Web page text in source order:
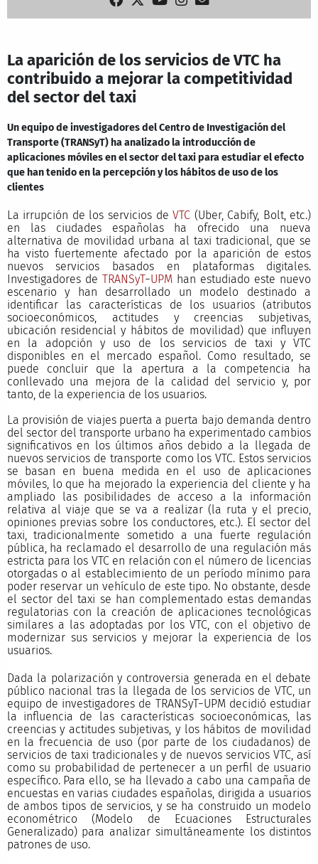
La aparición de los servicios de VTC ha
contribuido a mejorar la competitividad
del sector del taxi
Un equipo de investigadores del Centro de Investigación del
Transporte (TRANSyT) ha analizado la introducción de
aplicaciones móviles en el sector del taxi para estudiar el efecto
que han tenido en la percepción y los hábitos de uso de los
clientes
La irrupción de los servicios deVTC (Uber, Cabify, Bolt, etc.)
en las ciudades españolas ha ofrecido una nueva
alternativa de movilidad urbana al taxi tradicional, que se
ha visto fuertemente afectado por la aparición de estos
nuevos servicios basados en plataformas digitales.
Investigadores de TRANSyT−UPM han estudiado este nuevo
escenario y han desarrollado un modelo destinado a
identificar las características de los usuarios (atributos
socioeconómicos, actitudes y creencias subjetivas,
ubicación residencial y hábitos de movilidad) que influyen
en la adopción y uso de los servicios de taxi y VTC
disponibles en el mercado español. Como resultado, se
puede concluir que la apertura a la competencia ha
conllevado una mejora de la calidad del servicio y, por
tanto, de la experiencia de los usuarios.
La provisión de viajes puerta a puerta bajo demanda dentro
del sector del transporte urbano ha experimentado cambios
significativos en los últimos años debido a la llegada de
nuevos servicios de transporte como los VTC. Estos servicios
se basan en buena medida en el uso de aplicaciones
móviles, lo que ha mejorado la experiencia del cliente y ha
ampliado las posibilidades de acceso a la información
relativa al viaje que se va a realizar (la ruta y el precio,
opiniones previas sobre los conductores, etc.). El sector del
taxi, tradicionalmente sometido a una fuerte regulación
pública, ha reclamado el desarrollo de una regulación más
estricta para los VTC en relación con el número de licencias
otorgadas o al establecimiento de un período mínimo para
poder reservar un vehículo de este tipo. No obstante, desde
el sector del taxi se han complementado estas demandas
regulatorias con la creación de aplicaciones tecnológicas
similares a las adoptadas por los VTC, con el objetivo de
modernizar sus servicios y mejorar la experiencia de los
usuarios.
Dada la polarización y controversia generada en el debate
público nacional tras la llegada de los servicios de VTC, un
equipo de investigadores de TRANSyT−UPM decidió estudiar
la influencia de las características socioeconómicas, las
creencias y actitudes subjetivas, y los hábitos de movilidad
en la frecuencia de uso (por parte de los ciudadanos) de
servicios de taxi tradicionales y de nuevos servicios VTC, así
como su probabilidad de pertenecer a un perfil de usuario
específico. Para ello, se ha llevado a cabo una campaña de
encuestas en varias ciudades españolas, dirigida a usuarios
de ambos tipos de servicios, y se ha construido un modelo
econométrico (Modelo de Ecuaciones Estructurales
Generalizado) para analizar simultáneamente los distintos
patrones de uso.